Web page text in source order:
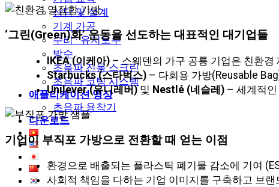
상담 및 설계
기계 가공
수리 · 유지보수
방수
초음파 진동 스크린
초음파 코팅 시스템
애플리케이션 영상
초음파 용착기
다운로드
‘그린(Green)화’ 운동을 선도하는 대표적인 대기업들
IKEA (이케아) – 스웨덴의 가구 공룡 기업은 친환경
Starbucks (스타벅스) – 다회용 가방(Reusable
Unilever (유니레버)및 Nestlé (네슬레) – 세계적
기업이 부직포 가방으로 전환할 때 얻는 이점
환경으로 배출되는 플라스틱 폐기물 감소에 기여
사회적 책임을 다하는 기업 이미지를 구축하고 브랜